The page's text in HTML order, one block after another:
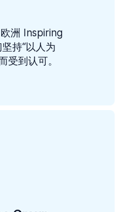
洲 Inspiring
持“以人为
受到认可。